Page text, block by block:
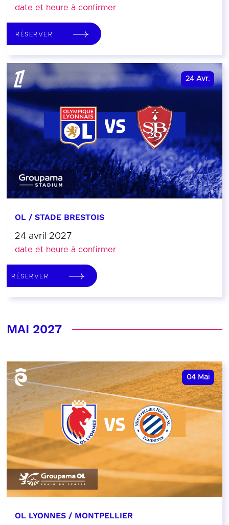
date et heure à confirmer
RÉSERVER
24 Avr.
OL / STADE BRESTOIS
24 avril 2027
date et heure à confirmer
RÉSERVER
MAI 2027
04 Mai
OL LYONNES / MONTPELLIER